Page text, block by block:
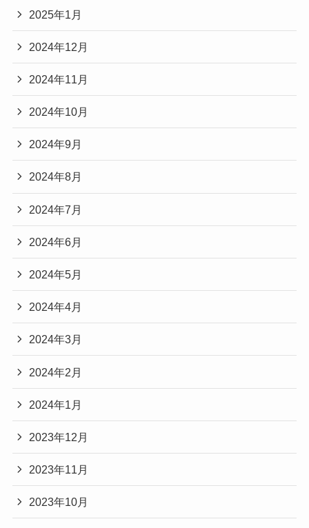
2025年1月
2024年12月
2024年11月
2024年10月
2024年9月
2024年8月
2024年7月
2024年6月
2024年5月
2024年4月
2024年3月
2024年2月
2024年1月
2023年12月
2023年11月
2023年10月